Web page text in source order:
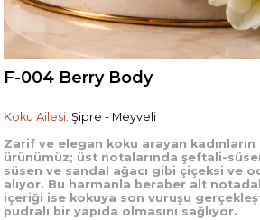
F-004 Berry Body
Koku Ailesi: Şipre - Meyveli
Zarif ve elegan koku arayan
ürünümüz; üst notalarında şeftali-
süsen ve sandal ağacı gibi çiçeksi ve
alıyor. Bu harmanla beraber alt
içeriği ise kokuya son vuruşu
pudralı bir yapıda olmasını sağlıyor.